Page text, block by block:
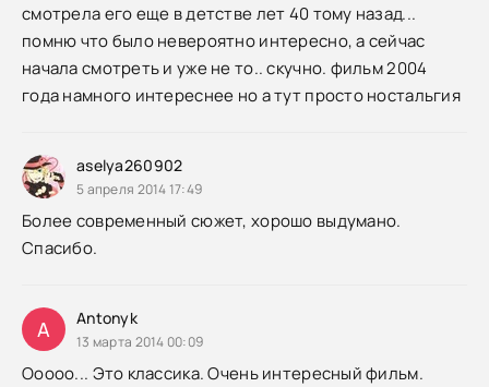
смотрела его еще в детстве лет 40 тому назад...
помню что было невероятно интересно, а сейчас
начала смотреть и уже не то.. скучно. фильм 2004
года намного интереснее но а тут просто ностальгия
aselya260902
5 апреля 2014 17:49
Более современный сюжет, хорошо выдумано.
Спасибо.
A Antonyk
13 марта 2014 00:09
Ооооо... Это классика. Очень интересный фильм.